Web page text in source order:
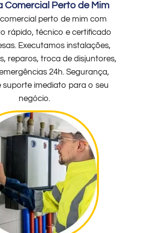
Comercial Perto de Mim
perto de mim com
rápido, técnico e certificado
Executamos instalações,
reparos, troca de disjuntores,
24h. Segurança,
suporte imediato para o seu
negócio.